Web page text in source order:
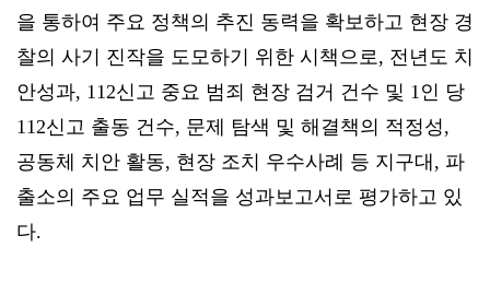
을 통하여 주요 정책의 추진 동력을 확보하고 현장 경
찰의 사기 진작을 도모하기 위한 시책으로, 전년도 치
안성과, 112신고 중요 범죄 현장 검거 건수 및 1인 당
112신고 출동 건수, 문제 탐색 및 해결책의 적정성,
공동체 치안 활동, 현장 조치 우수사례 등 지구대, 파
출소의 주요 업무 실적을 성과보고서로 평가하고 있
다.